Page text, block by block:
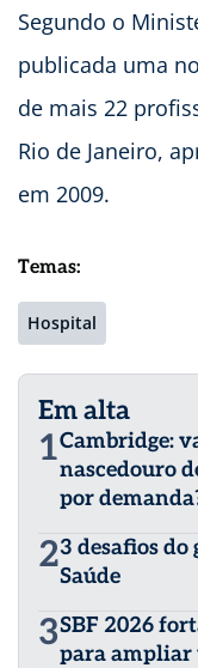
Segundo o
publicada uma
de mais 22
Rio de Janeiro,
em 2009.
Temas:
Hospital
Em alta
1Cambridge:
nascedouro
por
23 desafios
Saúde
3SBF 2026
para ampliar